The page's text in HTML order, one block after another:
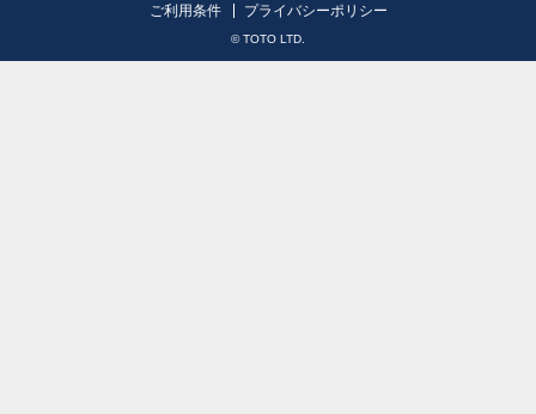
ご利用条件 プライバシーポリシー
© TOTO LTD.